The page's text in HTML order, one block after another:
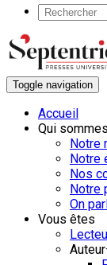
Toggle navigation
Accueil
Qui
Notre
Notre
Nos
Notre
On
Vous êtes